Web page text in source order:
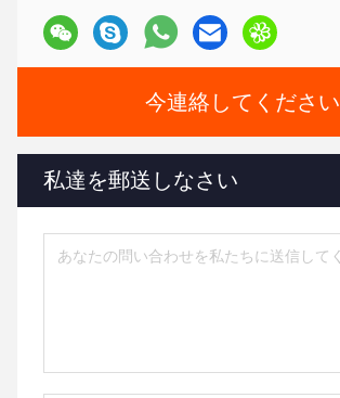
今連絡してください
私達を郵送しなさい